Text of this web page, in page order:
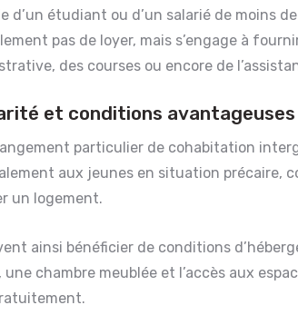
d’un étudiant ou d’un salarié de moins
pas de loyer, mais s’engage à
des courses ou encore de
et conditions avantageuses
particulier de cohabitation
aux jeunes en situation précaire,
un logement.
ainsi bénéficier de conditions
une chambre meublée et l’accès aux